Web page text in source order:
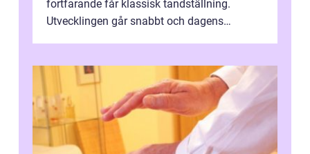
fortfarande får klassisk tandställning.
Utvecklingen går snabbt och dagens